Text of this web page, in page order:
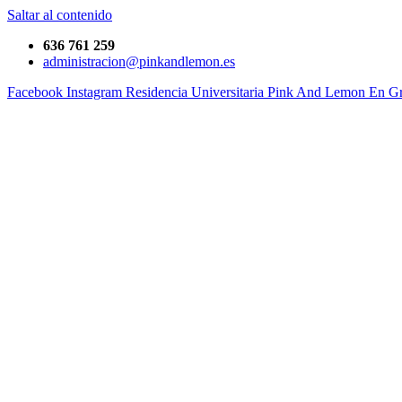
Saltar al contenido
636 761 259
administracion@pinkandlemon.es
Facebook Instagram Residencia Universitaria Pink And Lemon En